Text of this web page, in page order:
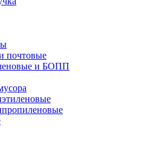
почтовые
и БОПП